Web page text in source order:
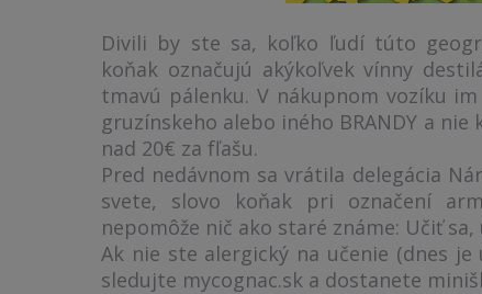
Divili by ste sa, koľko ľudí túto
koňak označujú akýkoľvek vínny
tmavú pálenku. V nákupnom vozíku
gruzínskeho alebo iného BRANDY a
nad 20€ za fľašu.
Pred nedávnom sa vrátila delegácia
svete, slovo koňak pri označení
nepomôže nič ako staré známe: Učiť sa,
Ak nie ste alergický na učenie (dnes
sledujte mycognac.sk a dostanete